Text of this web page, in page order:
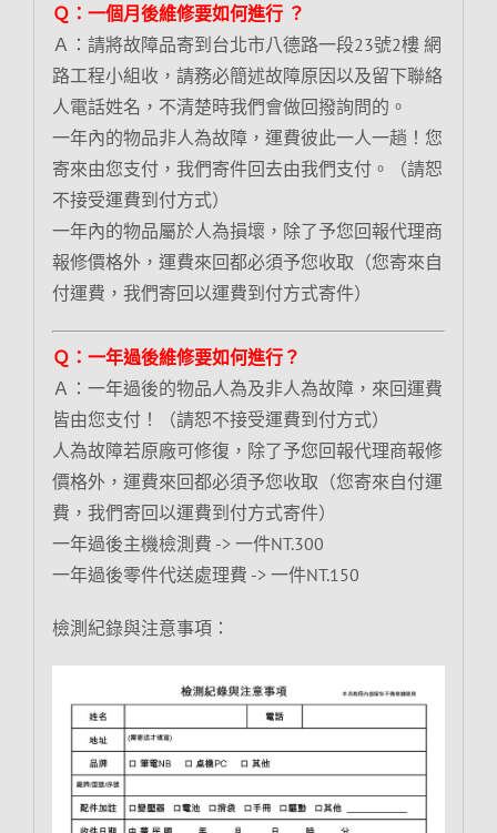
Ｑ：一個月後維修要如何進行 ？
Ａ：請將故障品寄到台北市八德路一段23號2樓 網
路工程小組收，請務必簡述故障原因以及留下聯絡
人電話姓名，不清楚時我們會做回撥詢問的。
一年內的物品非人為故障，運費彼此一人一趟！您
寄來由您支付，我們寄件回去由我們支付。（請恕
不接受運費到付方式）
一年內的物品屬於人為損壞，除了予您回報代理商
報修價格外，運費來回都必須予您收取（您寄來自
付運費，我們寄回以運費到付方式寄件）
Ｑ：一年過後維修要如何進行？
Ａ：一年過後的物品人為及非人為故障，來回運費
皆由您支付！（請恕不接受運費到付方式）
人為故障若原廠可修復，除了予您回報代理商報修
價格外，運費來回都必須予您收取（您寄來自付運
費，我們寄回以運費到付方式寄件）
一年過後主機檢測費 -> 一件NT.300
一年過後零件代送處理費 -> 一件NT.150
檢測紀錄與注意事項：